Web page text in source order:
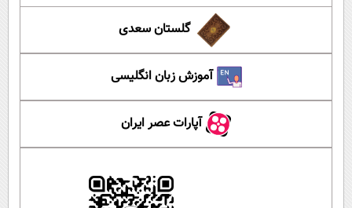
گلستان سعدی
آموزش زبان انگلیسی
آپارات عصر ایران